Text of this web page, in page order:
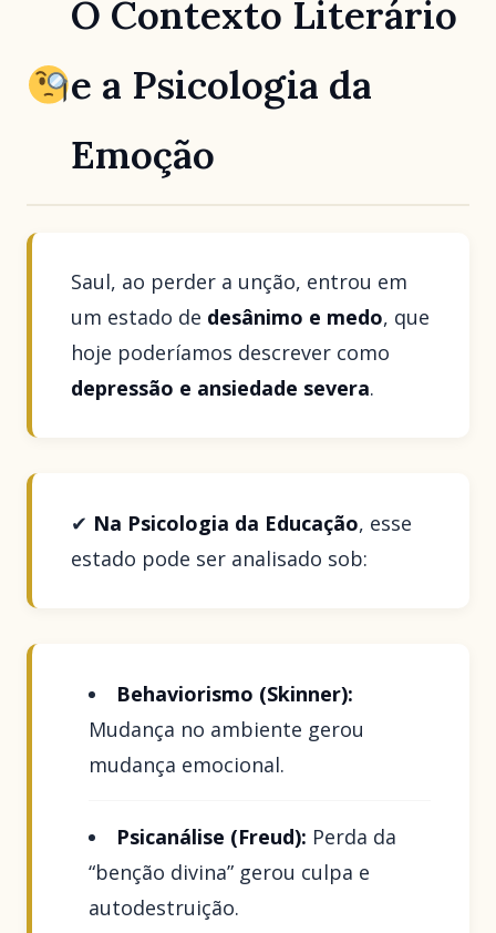
O Contexto Literário
e a Psicologia da
Emoção
Saul, ao perder a unção, entrou em
um estado de desânimo e medo, que
hoje poderíamos descrever como
depressão e ansiedade severa.
✔ Na Psicologia da Educação, esse
estado pode ser analisado sob:
Behaviorismo (Skinner):
Mudança no ambiente gerou
mudança emocional.
Psicanálise (Freud): Perda da
“benção divina” gerou culpa e
autodestruição.